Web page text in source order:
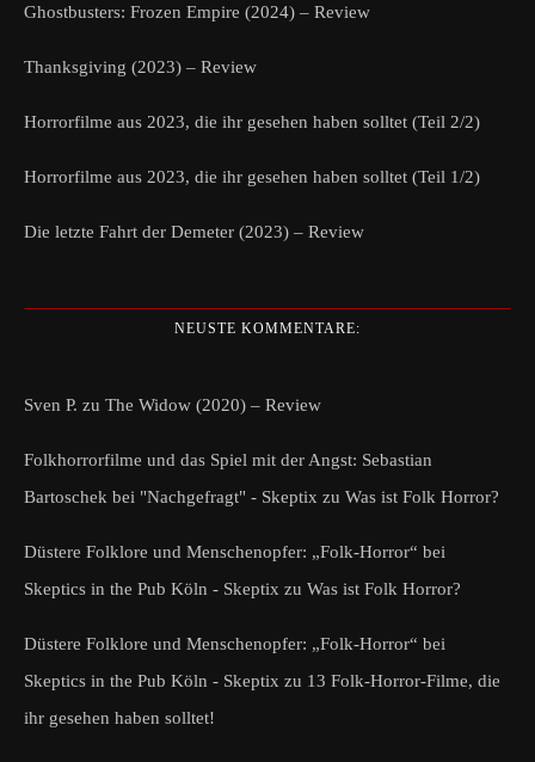
Ghostbusters: Frozen Empire (2024) – Review
Thanksgiving (2023) – Review
Horrorfilme aus 2023, die ihr gesehen haben solltet (Teil 2/2)
Horrorfilme aus 2023, die ihr gesehen haben solltet (Teil 1/2)
Die letzte Fahrt der Demeter (2023) – Review
NEUSTE KOMMENTARE:
Sven P. zu The Widow (2020) – Review
Folkhorrorfilme und das Spiel mit der Angst: Sebastian
Bartoschek bei "Nachgefragt" - Skeptix zu Was ist Folk Horror?
Düstere Folklore und Menschenopfer: „Folk-Horror“ bei
Skeptics in the Pub Köln - Skeptix zu Was ist Folk Horror?
Düstere Folklore und Menschenopfer: „Folk-Horror“ bei
Skeptics in the Pub Köln - Skeptix zu 13 Folk-Horror-Filme, die
ihr gesehen haben solltet!